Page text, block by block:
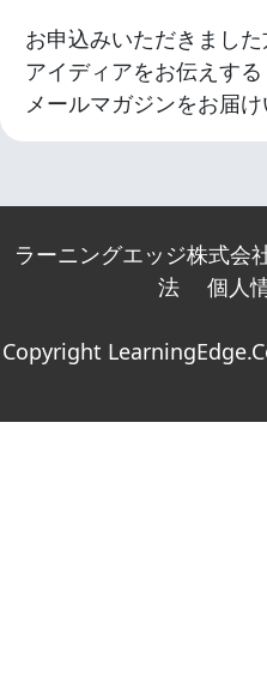
お申込みいただきまし
アイディアをお伝えする
メールマガジンをお届け
ラーニングエッジ株式会
法
個人
Copyright